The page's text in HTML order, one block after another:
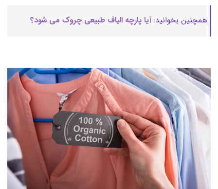
همچنین بخوانید: آیا پارچه الیاف طبیعی چروک می شود؟